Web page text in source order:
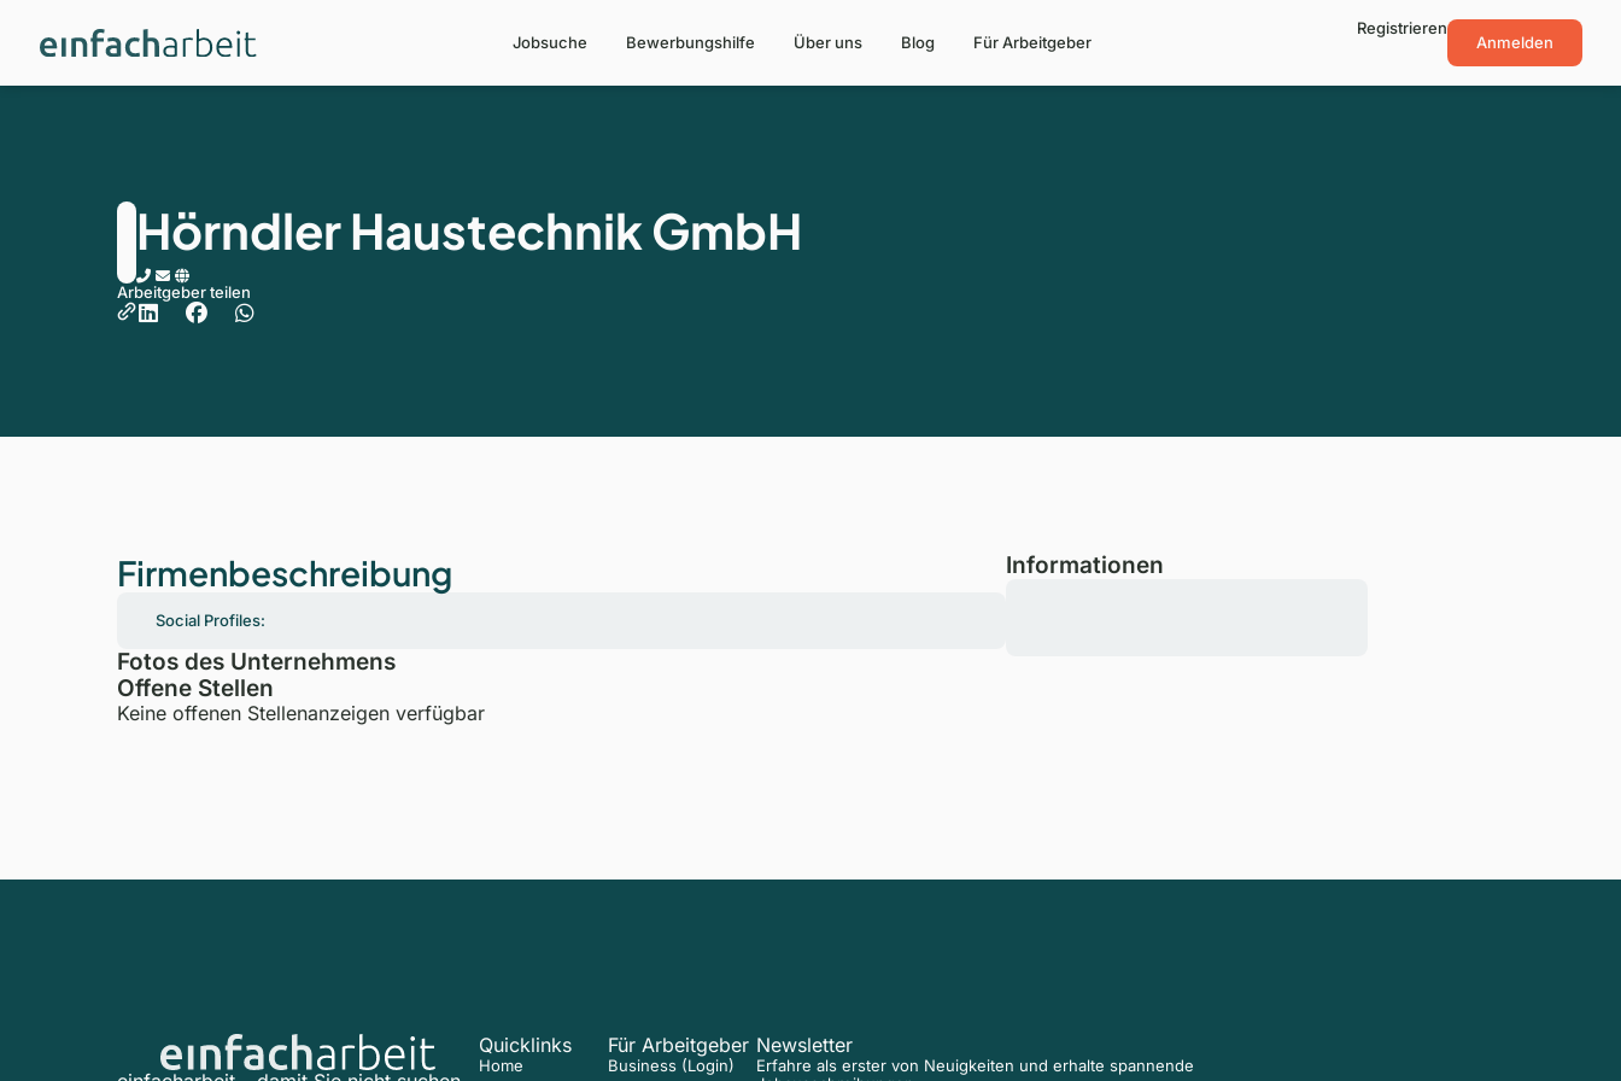
Jobsuche Bewerbungshilfe Über uns Blog Für Arbeitgeber
Registrieren
Anmelden
Hörndler Haustechnik GmbH
Arbeitgeber teilen
Firmenbeschreibung
Social Profiles:
Fotos des Unternehmens
Offene Stellen
Keine offenen Stellenanzeigen verfügbar
Informationen
Quicklinks
Home
Für Arbeitgeber
Business (Login)
Newsletter
Erfahre als erster von Neuigkeiten und erhalte spannende